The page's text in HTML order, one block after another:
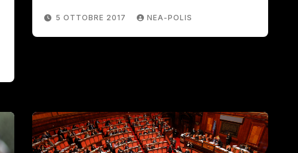
5 OTTOBRE 2017 NEA-POLIS